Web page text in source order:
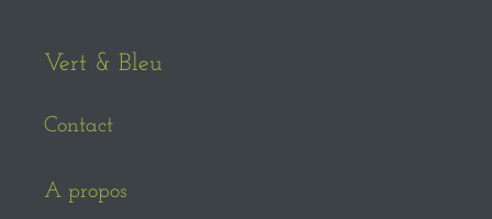
Vert & Bleu
Contact
A propos